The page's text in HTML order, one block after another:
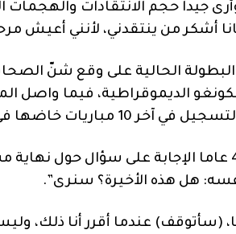
جيدا حجم الانتقادات
أشكر من ينتقدني، لأنني أعيش
الحالية على وقع شنّ
الديموقراطية، فيما واصل
الكبرى قبل انطلاق المونديال الحالي.
وتجنّب رونالدو البالغ 41 عاما الإجابة على
هل هذه الأخيرة؟ سنرى”.
عندما أقرر أنا ذلك،